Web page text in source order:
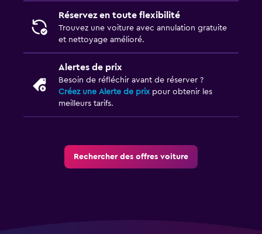
Réservez en toute flexibilité
Trouvez une voiture avec annulation gratuite
et nettoyage amélioré.
Alertes de prix
Besoin de réfléchir avant de réserver ?
Créez une Alerte de prixpour obtenir les
meilleurs tarifs.
Rechercher des offres voiture